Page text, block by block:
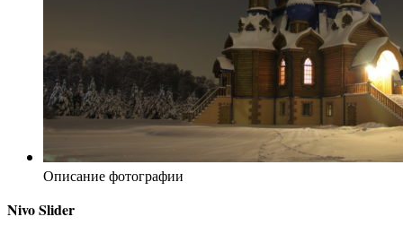
Описание фотографии
Nivo Slider